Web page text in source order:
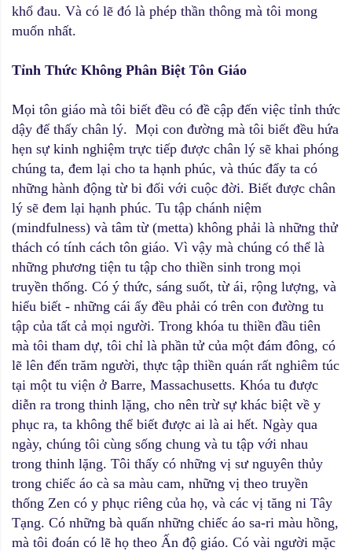
khổ đau. Và có lẽ đó là phép thần thông mà tôi mong
muốn nhất.
Tỉnh Thức Không Phân Biệt Tôn Giáo
Mọi tôn giáo mà tôi biết đều có đề cập đến việc tỉnh thức
dậy để thấy chân lý. Mọi con đường mà tôi biết đều hứa
hẹn sự kinh nghiệm trực tiếp được chân lý sẽ khai phóng
chúng ta, đem lại cho ta hạnh phúc, và thúc đẩy ta có
những hành động từ bi đối với cuộc đời. Biết được chân
lý sẽ đem lại hạnh phúc. Tu tập chánh niệm
(mindfulness) và tâm từ (metta) không phải là những thử
thách có tính cách tôn giáo. Vì vậy mà chúng có thể là
những phương tiện tu tập cho thiền sinh trong mọi
truyền thống. Có ý thức, sáng suốt, từ ái, rộng lượng, và
hiểu biết - những cái ấy đều phải có trên con đường tu
tập của tất cả mọi người. Trong khóa tu thiền đầu tiên
mà tôi tham dự, tôi chỉ là phần tử của một đám đông, có
lẽ lên đến trăm người, thực tập thiền quán rất nghiêm túc
tại một tu viện ở Barre, Massachusetts. Khóa tu được
diễn ra trong thinh lặng, cho nên trừ sự khác biệt về y
phục ra, ta không thể biết được ai là ai hết. Ngày qua
ngày, chúng tôi cùng sống chung và tu tập với nhau
trong thinh lặng. Tôi thấy có những vị sư nguyên thủy
trong chiếc áo cà sa màu cam, những vị theo truyền
thống Zen có y phục riêng của họ, và các vị tăng ni Tây
Tạng. Có những bà quấn những chiếc áo sa-ri màu hồng,
mà tôi đoán có lẽ họ theo Ấn độ giáo. Có vài người mặc